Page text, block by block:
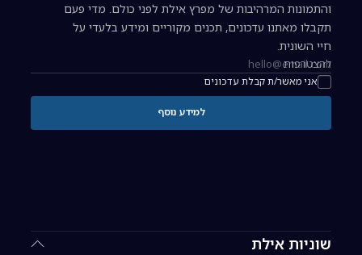
שוניות אילת
והתמונות המרהיבות של מפרץ אילת לפני כולם. מדי פעם
תקבלו מאתנו עדכונים, תכנים מקוריים ומידע בלעדי על
חיי השונית.
כתובת אימייל להרשמה לניוזלטר
אני מאשר/ת קבלת עדכונים
להצטרפות
למידע נוסף